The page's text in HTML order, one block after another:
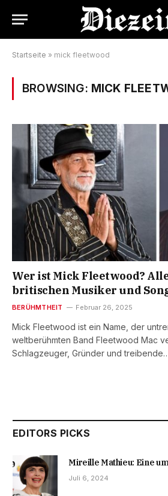
Startseite » mick fleetwood
BROWSING: MICK
Wer ist Mick Fleetwood?
britischen Musiker und
BERÜHMTHEIT Februar 26, 2025
Mick Fleetwood ist ein Name, der
weltberühmten Band Fleetwood Mac
Schlagzeuger, Gründer und
EDITORS PICKS
Mireille Mathieu: Eine
Juli 6, 2024